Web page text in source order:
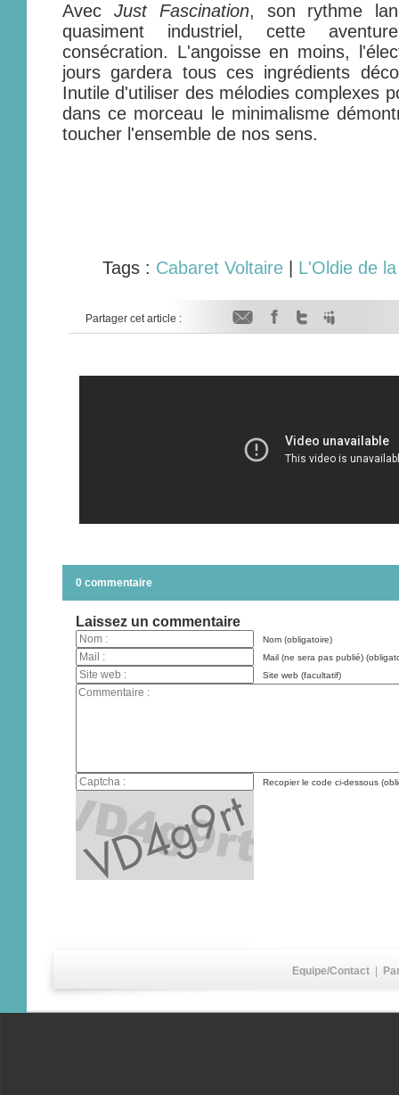
Avec Just Fascination, son rythme
quasiment industriel, cette
consécration. L'angoisse en moins,
jours gardera tous ces ingrédients
Inutile d'utiliser des mélodies complexes
dans ce morceau le minimalisme
toucher l'ensemble de nos sens.
Tags : Cabaret Voltaire L'Oldie de
Partager cet article :
0 commentaire
Laissez un commentaire
Nom (obligatoire)
Mail (ne sera pas publié)
Site web (facultatif)
Recopier le code ci-dessous
Equipe/Contact